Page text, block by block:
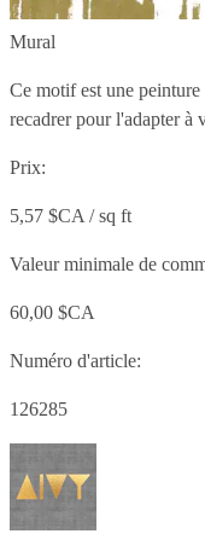
Mural
Ce motif est une
recadrer pour l'adapter à
Prix:
5,57 $CA / sq ft
Valeur minimale de
60,00 $CA
Numéro d'article:
126285